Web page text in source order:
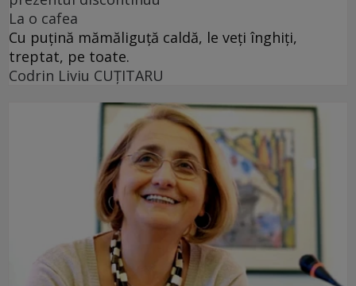
La o cafea
Cu puţină mămăliguţă caldă, le veţi înghiţi,
treptat, pe toate.
Codrin Liviu CUŢITARU